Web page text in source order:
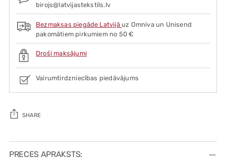
birojs@latvijastekstils.lv
Bezmaksas piegāde Latvijā uz Omniva un Unisend
pakomātiem pirkumiem no 50 €
Droši maksājumi
Vairumtirdzniecības piedāvājums
SHARE
Adding
product
PRECES APRAKSTS: